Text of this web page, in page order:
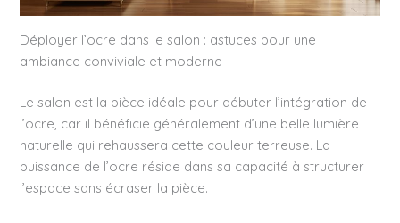
Déployer l’ocre dans le salon : astuces pour une
ambiance conviviale et moderne
Le salon est la pièce idéale pour débuter l’intégration de
l’ocre, car il bénéficie généralement d’une belle lumière
naturelle qui rehaussera cette couleur terreuse. La
puissance de l’ocre réside dans sa capacité à structurer
l’espace sans écraser la pièce.